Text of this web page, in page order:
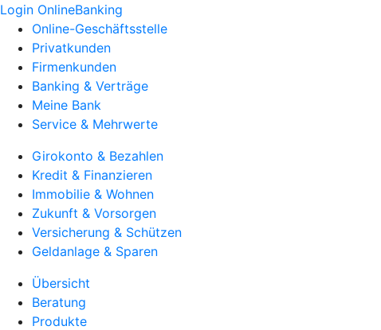
Login OnlineBanking
Online-Geschäftsstelle
Privatkunden
Firmenkunden
Banking & Verträge
Meine Bank
Service & Mehrwerte
Girokonto & Bezahlen
Kredit & Finanzieren
Immobilie & Wohnen
Zukunft & Vorsorgen
Versicherung & Schützen
Geldanlage & Sparen
Übersicht
Beratung
Produkte